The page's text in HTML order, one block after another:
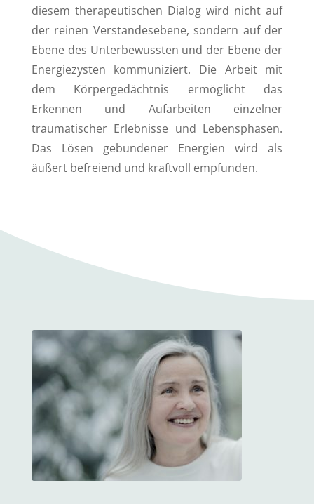
diesem therapeutischen Dialog wird nicht auf
der reinen Verstandesebene, sondern auf der
Ebene des Unterbewussten und der Ebene der
Energiezysten kommuniziert. Die Arbeit mit
dem Körpergedächtnis ermöglicht das
Erkennen und Aufarbeiten einzelner
traumatischer Erlebnisse und Lebensphasen.
Das Lösen gebundener Energien wird als
äußert befreiend und kraftvoll empfunden.